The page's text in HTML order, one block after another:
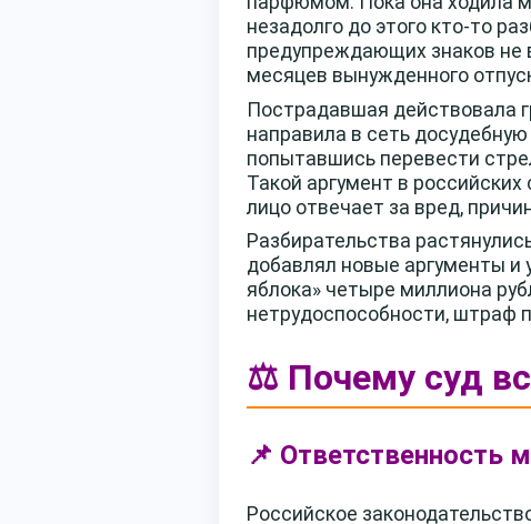
незадолго до этого кто-то
предупреждающих знаков не
месяцев вынужденного
Пострадавшая действовала
направила в сеть
попытавшись перевести
Такой аргумент в
лицо отвечает за вред,
Разбирательства
добавлял новые аргументы и
яблока» четыре миллиона
нетрудоспособности, штраф
⚖️ Почему суд
📌 Ответственность
Российское